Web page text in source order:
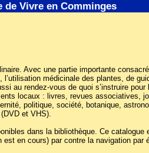
Avec une partie importante
l’utilisation médicinale des plantes, de
au rendez-vous de quoi s’instruire
locaux : livres, revues associatives,
politique, société, botanique,
et VHS).
dans la bibliothèque. Ce catalogue
est en cours) par contre la navigation
Vivre en Comminges